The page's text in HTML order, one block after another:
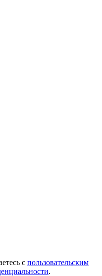
с пользовательским
.